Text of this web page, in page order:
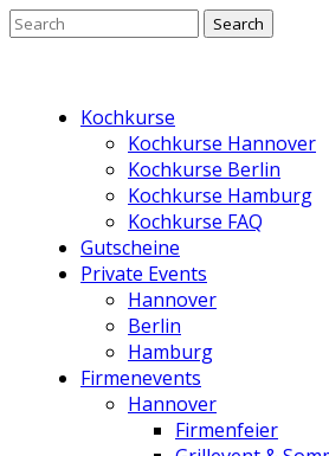
Kochkurse
Kochkurse Hannover
Kochkurse Berlin
Kochkurse Hamburg
Kochkurse FAQ
Gutscheine
Private Events
Hannover
Berlin
Hamburg
Firmenevents
Hannover
Firmenfeier